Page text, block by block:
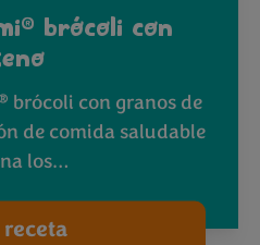
® brócoli con
brócoli con granos de
de comida saludable
los…
receta